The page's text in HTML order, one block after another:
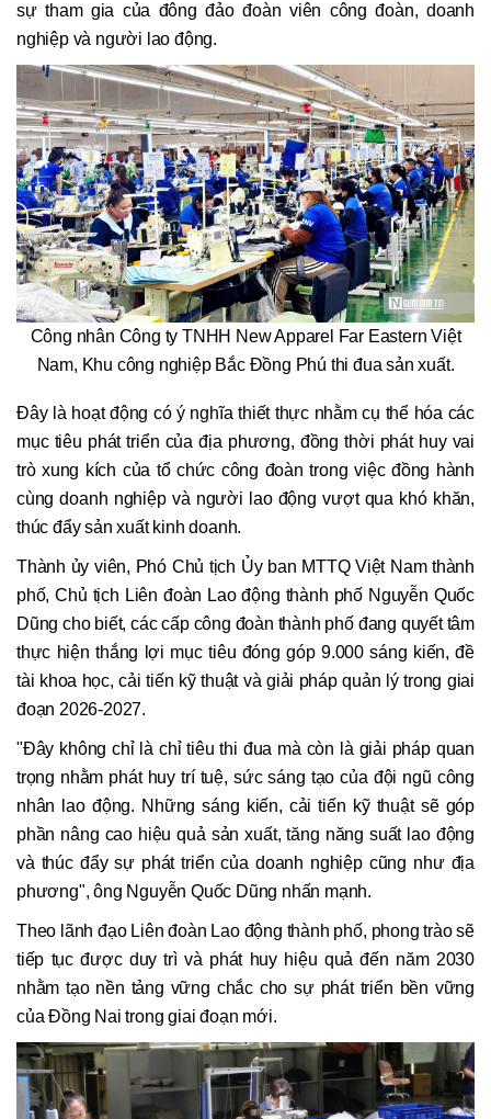
sự tham gia của đông đảo đoàn viên công đoàn, doanh
nghiệp và người lao động.
Công nhân Công ty TNHH New Apparel Far Eastern Việt
Nam, Khu công nghiệp Bắc Đồng Phú thi đua sản xuất.
Đây là hoạt động có ý nghĩa thiết thực nhằm cụ thể hóa các
mục tiêu phát triển của địa phương, đồng thời phát huy vai
trò xung kích của tổ chức công đoàn trong việc đồng hành
cùng doanh nghiệp và người lao động vượt qua khó khăn,
thúc đẩy sản xuất kinh doanh.
Thành ủy viên, Phó Chủ tịch Ủy ban MTTQ Việt Nam thành
phố, Chủ tịch Liên đoàn Lao động thành phố Nguyễn Quốc
Dũng cho biết, các cấp công đoàn thành phố đang quyết tâm
thực hiện thắng lợi mục tiêu đóng góp 9.000 sáng kiến, đề
tài khoa học, cải tiến kỹ thuật và giải pháp quản lý trong giai
đoạn 2026-2027.
"Đây không chỉ là chỉ tiêu thi đua mà còn là giải pháp quan
trọng nhằm phát huy trí tuệ, sức sáng tạo của đội ngũ công
nhân lao động. Những sáng kiến, cải tiến kỹ thuật sẽ góp
phần nâng cao hiệu quả sản xuất, tăng năng suất lao động
và thúc đẩy sự phát triển của doanh nghiệp cũng như địa
phương", ông Nguyễn Quốc Dũng nhấn mạnh.
Theo lãnh đạo Liên đoàn Lao động thành phố, phong trào sẽ
tiếp tục được duy trì và phát huy hiệu quả đến năm 2030
nhằm tạo nền tảng vững chắc cho sự phát triển bền vững
của Đồng Nai trong giai đoạn mới.